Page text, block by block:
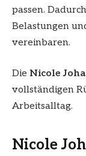
passen.
Belastungen
vereinbaren.
Die Nicole
vollständigen
Arbeitsalltag.
Nicole